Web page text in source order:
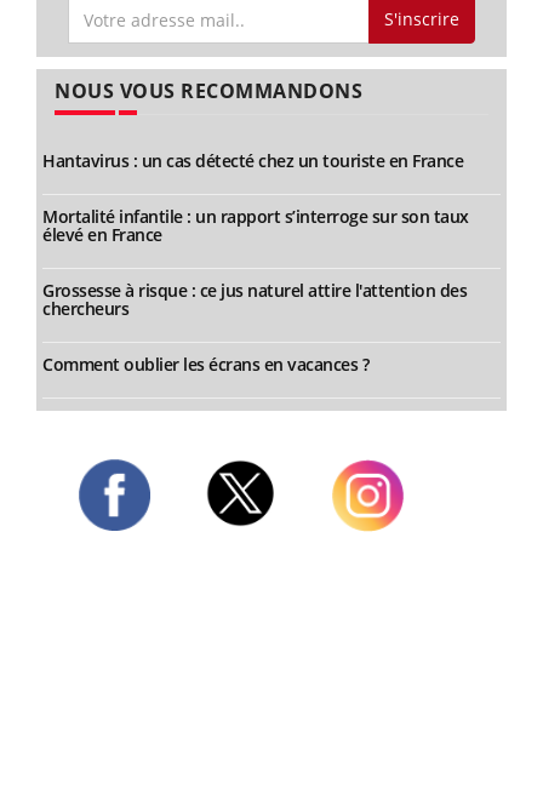
S'inscrire
NOUS VOUS RECOMMANDONS
Hantavirus : un cas détecté chez un touriste en France
Mortalité infantile : un rapport s’interroge sur son taux
élevé en France
Grossesse à risque : ce jus naturel attire l'attention des
chercheurs
Comment oublier les écrans en vacances ?